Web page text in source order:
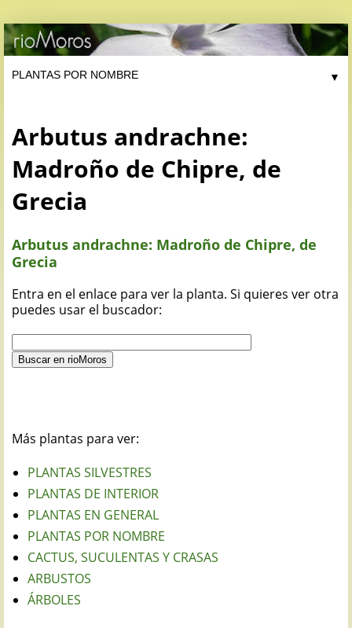
▼
Arbutus andrachne:
Madroño de Chipre, de
Grecia
Arbutus andrachne: Madroño de Chipre, de
Grecia
Entra en el enlace para ver la planta. Si quieres ver otra
puedes usar el buscador:
Más plantas para ver:
PLANTAS SILVESTRES
PLANTAS DE INTERIOR
PLANTAS EN GENERAL
PLANTAS POR NOMBRE
CACTUS, SUCULENTAS Y CRASAS
ARBUSTOS
ÁRBOLES